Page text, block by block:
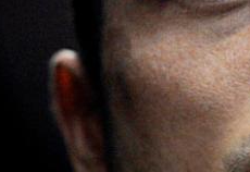
Altrecose
Mondiali calcio 2026